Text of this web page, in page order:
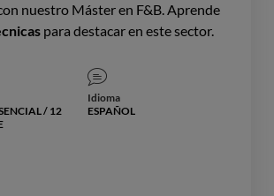
nuestro Máster en F&B. Aprende
para destacar en este sector.
/ 12
Idioma
ESPAÑOL